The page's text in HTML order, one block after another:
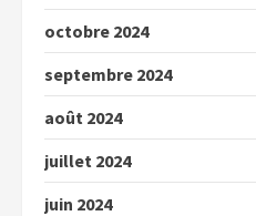
octobre 2024
septembre 2024
août 2024
juillet 2024
juin 2024